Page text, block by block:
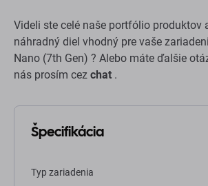
Videli ste celé naše portfólio produktov
náhradný diel vhodný pre vaše
Nano (7th Gen) ? Alebo máte ďalšie
nás prosím cez chat .
Špecifikácia
Typ zariadenia